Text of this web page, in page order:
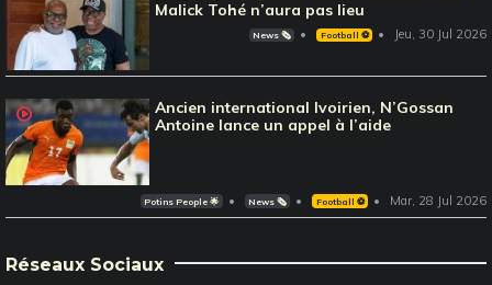
Malick Tohé n’aura pas lieu
News 🗞️ Football ⚽️ Jeu, 30 Jul 2026
Ancien international Ivoirien, N’Gossan
Antoine lance un appel à l’aide
Potins People 🌟 News 🗞️ Football ⚽️ Mar, 28 Jul 2026
Réseaux Sociaux